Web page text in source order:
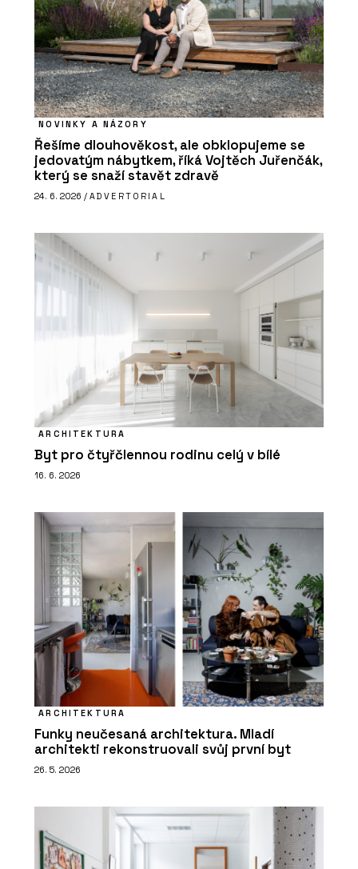
NOVINKY A NÁZORY
Řešíme dlouhověkost, ale obklopujeme se
jedovatým nábytkem, říká Vojtěch Juřenčák,
který se snaží stavět zdravě
24. 6. 2026 / ADVERTORIAL
ARCHITEKTURA
Byt pro čtyřčlennou rodinu celý v bílé
16. 6. 2026
ARCHITEKTURA
Funky neučesaná architektura. Mladí
architekti rekonstruovali svůj první byt
26. 5. 2026